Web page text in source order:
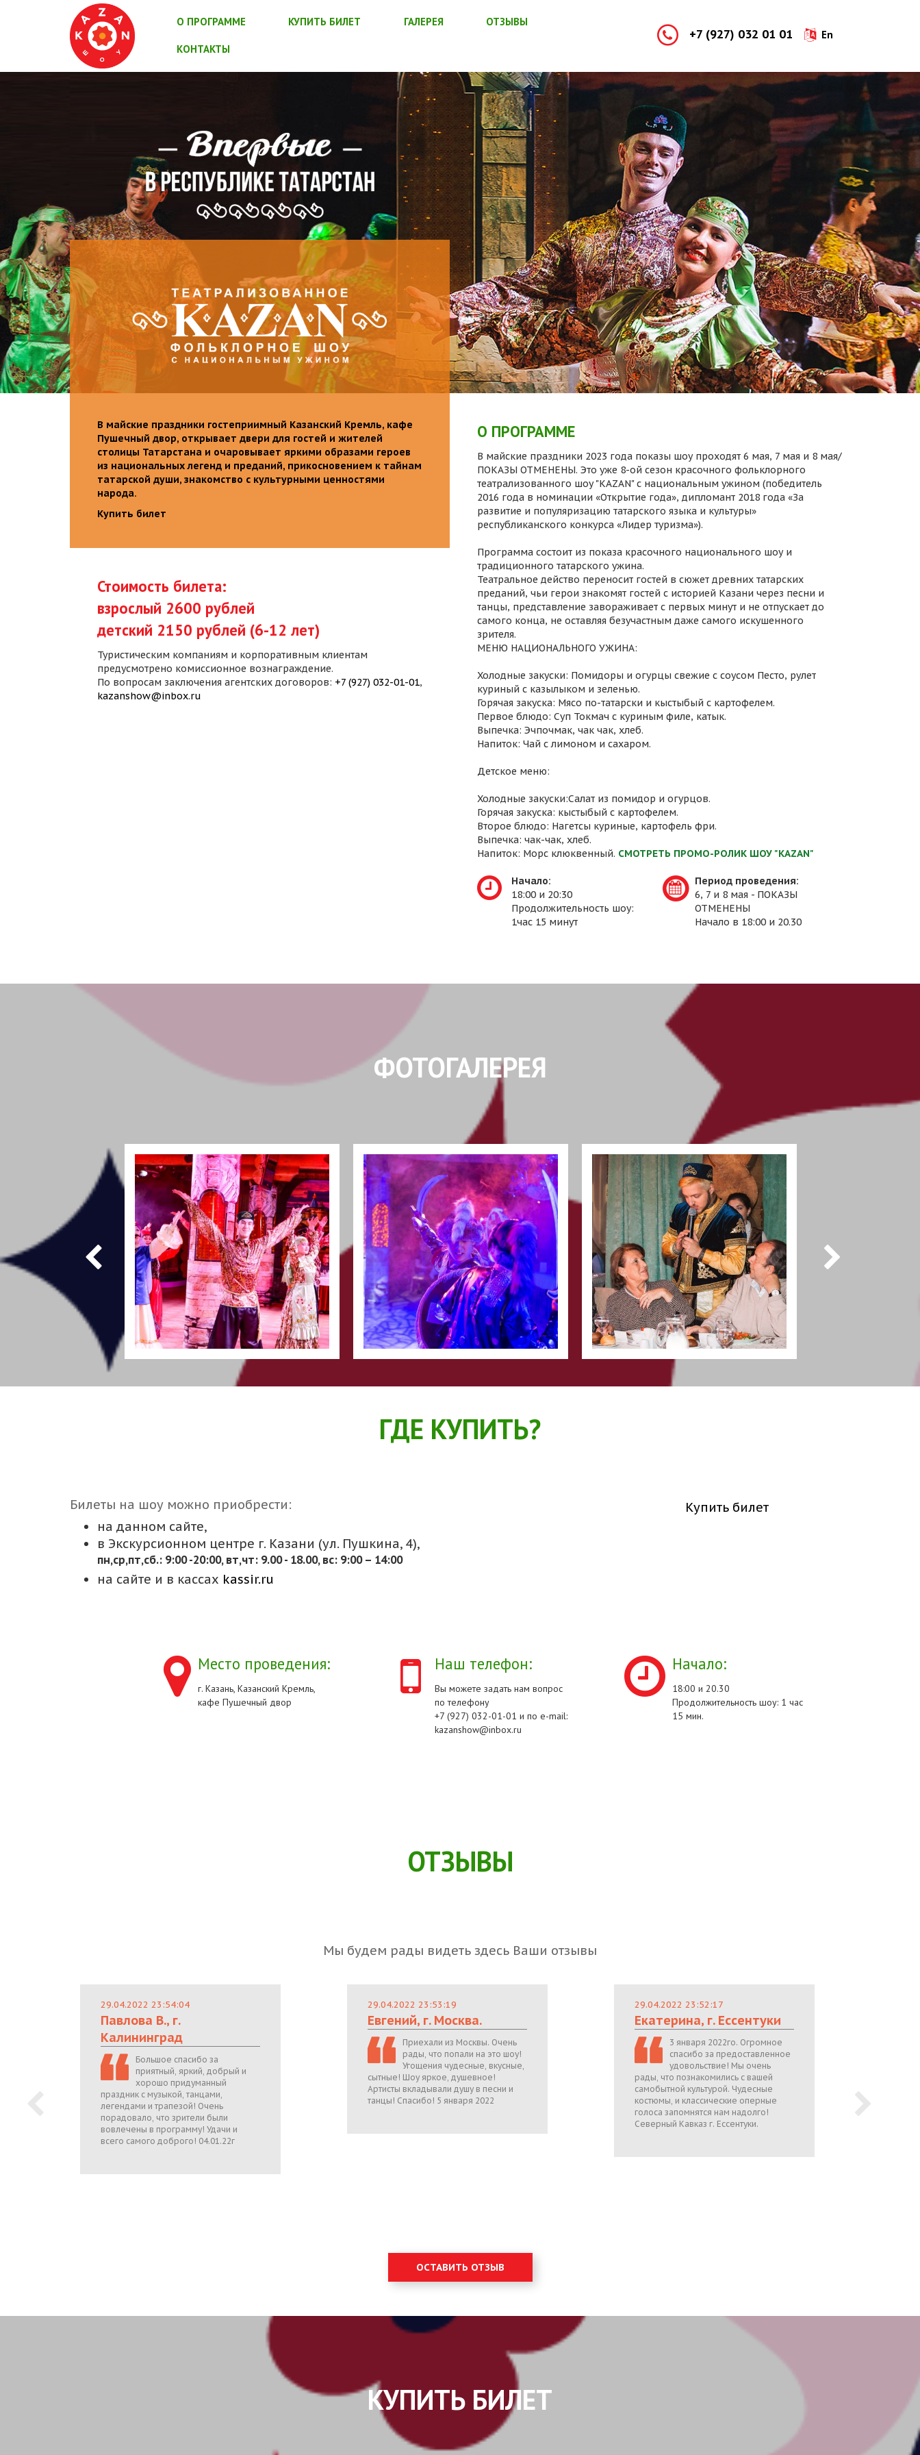
О ПРОГРАММЕ КУПИТЬ БИЛЕТ ГАЛЕРЕЯ ОТЗЫВЫ
КОНТАКТЫ
+7 (927) 032 01 01 En
В майские праздники гостеприимный Казанский Кремль, кафе
Пушечный двор, открывает двери для гостей и жителей
столицы Татарстана и очаровывает яркими образами героев
из национальных легенд и преданий, прикосновением к тайнам
татарской души, знакомство с культурными ценностями
народа.
Купить билет
Стоимость билета:
взрослый 2600 рублей
детский 2150 рублей (6-12 лет)
Туристическим компаниям и корпоративным клиентам
предусмотрено комиссионное вознаграждение.
По вопросам заключения агентских договоров: +7 (927) 032-01-01,
kazanshow@inbox.ru
О ПРОГРАММЕ
В майские праздники 2023 года показы шоу проходят 6 мая, 7 мая и 8 мая/
ПОКАЗЫ ОТМЕНЕНЫ. Это уже 8-ой сезон красочного фольклорного
театрализованного шоу "KAZAN" с национальным ужином (победитель
2016 года в номинации «Открытие года», дипломант 2018 года «За
развитие и популяризацию татарского языка и культуры»
республиканского конкурса «Лидер туризма»).
Программа состоит из показа красочного национального шоу и
традиционного татарского ужина.
Театральное действо переносит гостей в сюжет древних татарских
преданий, чьи герои знакомят гостей с историей Казани через песни и
танцы, представление завораживает с первых минут и не отпускает до
самого конца, не оставляя безучастным даже самого искушенного
зрителя.
МЕНЮ НАЦИОНАЛЬНОГО УЖИНА:
Холодные закуски: Помидоры и огурцы свежие с соусом Песто, рулет
куриный с казылыком и зеленью.
Горячая закуска: Мясо по-татарски и кыстыбый с картофелем.
Первое блюдо: Суп Токмач с куриным филе, катык.
Выпечка: Эчпочмак, чак чак, хлеб.
Напиток: Чай с лимоном и сахаром.
Детское меню:
Холодные закуски:Салат из помидор и огурцов.
Горячая закуска: кыстыбый с картофелем.
Второе блюдо: Нагетсы куриные, картофель фри.
Выпечка: чак-чак, хлеб.
Напиток: Морс клюквенный. СМОТРЕТЬ ПРОМО-РОЛИК ШОУ "KAZAN"
Начало:
18:00 и 20:30
Продолжительность шоу:
1час 15 минут
Период проведения:
6, 7 и 8 мая - ПОКАЗЫ
ОТМЕНЕНЫ
Начало в 18:00 и 20.30
ФОТОГАЛЕРЕЯ
ГДЕ КУПИТЬ?
Билеты на шоу можно приобрести:
на данном сайте,
в Экскурсионном центре г. Казани (ул. Пушкина, 4),
пн,cр,пт,сб.: 9:00 -20:00, вт,чт: 9.00 - 18.00, вс: 9:00 – 14:00
на сайте и в кассах kassir.ru
Купить билет
Место проведения:
г. Казань, Казанский Кремль,
кафе Пушечный двор
Наш телефон:
Вы можете задать нам вопрос
по телефону
+7 (927) 032-01-01 и по e-mail:
kazanshow@inbox.ru
Начало:
18:00 и 20.30
Продолжительность шоу: 1 час
15 мин.
ОТЗЫВЫ
Мы будем рады видеть здесь Ваши отзывы
29.04.2022 23:54:04
Павлова В., г.
Калининград
Большое спасибо за
приятный, яркий, добрый и
хорошо придуманный
праздник с музыкой, танцами,
легендами и трапезой! Очень
порадовало, что зрители были
вовлечены в программу! Удачи и
всего самого доброго! 04.01.22г
29.04.2022 23:53:19
Евгений, г. Москва.
Приехали из Москвы. Очень
рады, что попали на это шоу!
Угощения чудесные, вкусные,
сытные! Шоу яркое, душевное!
Артисты вкладывали душу в песни и
танцы! Спасибо! 5 января 2022
29.04.2022 23:52:17
Екатерина, г. Ессентуки
3 января 2022го. Огромное
спасибо за предоставленное
удовольствие! Мы очень
рады, что познакомились с вашей
самобытной культурой. Чудесные
костюмы, и классические оперные
голоса запомнятся нам надолго!
Северный Кавказ г. Ессентуки.
ОСТАВИТЬ ОТЗЫВ
КУПИТЬ БИЛЕТ